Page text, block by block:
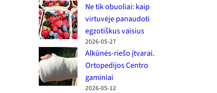
Ne tik obuoliai: kaip
virtuvėje panaudoti
egzotiškus vaisius
2026-05-27
Alkūnės-riešo įtvarai.
Ortopedijos Centro
gaminiai
2026-05-12